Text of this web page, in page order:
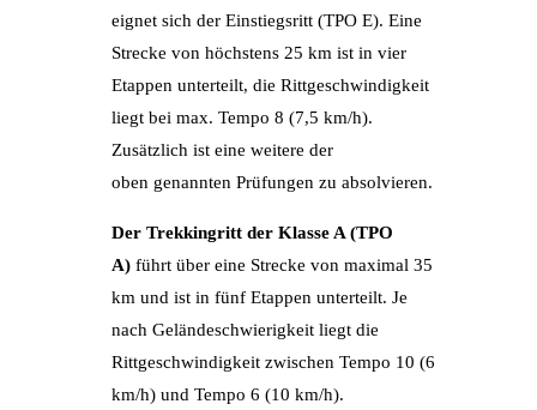
eignet sich der Einstiegsritt (TPO E). Eine
Strecke von höchstens 25 km ist in vier
Etappen unterteilt, die Rittgeschwindigkeit
liegt bei max. Tempo 8 (7,5 km/h).
Zusätzlich ist eine weitere der
oben genannten Prüfungen zu absolvieren.
Der Trekkingritt der Klasse A (TPO
A)führt über eine Strecke von maximal 35
km und ist in fünf Etappen unterteilt. Je
nach Geländeschwierigkeit liegt die
Rittgeschwindigkeit zwischen Tempo 10 (6
km/h) und Tempo 6 (10 km/h).